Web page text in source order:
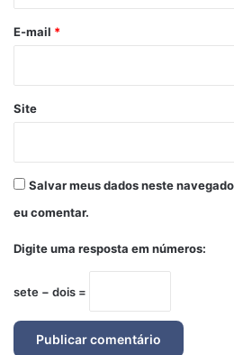
*
E-mail *
Site
Salvar meus dados neste
eu comentar.
Digite uma resposta em números:
sete − dois =